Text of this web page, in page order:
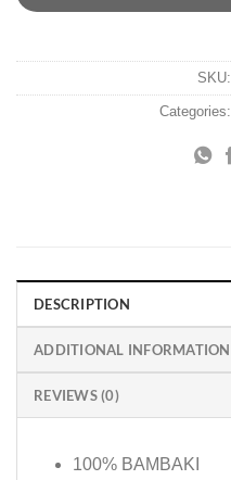
SKU:
Categories:
DESCRIPTION
ADDITIONAL INFORMATION
REVIEWS (0)
100% ΒΑΜΒΑΚΙ